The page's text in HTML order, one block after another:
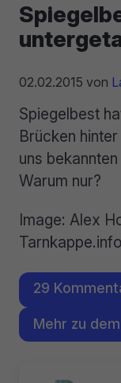
02.02.2015 von
Spiegelbest
Brücken
uns
Warum nur?
Image: Alex
Tarnkappe.info
29
Mehr zu